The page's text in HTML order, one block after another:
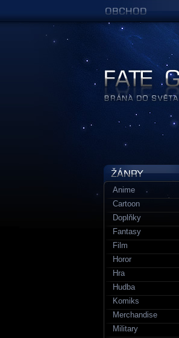
Anime
Cartoon
Doplňky
Fantasy
Film
Horor
Hra
Hudba
Komiks
Merchandise
Military
Figurky a sošky |